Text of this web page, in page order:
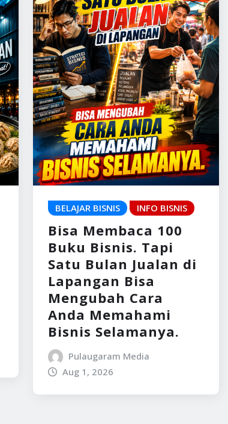
BELAJAR BISNIS INFO BISNIS
Bisa Membaca 100
Buku Bisnis. Tapi
Satu Bulan Jualan di
Lapangan Bisa
Mengubah Cara
Anda Memahami
Bisnis Selamanya.
Pulaugaram Media
Aug 1, 2026